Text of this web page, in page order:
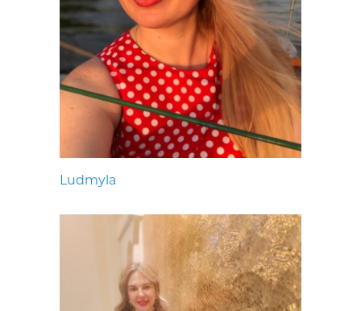
Ludmyla